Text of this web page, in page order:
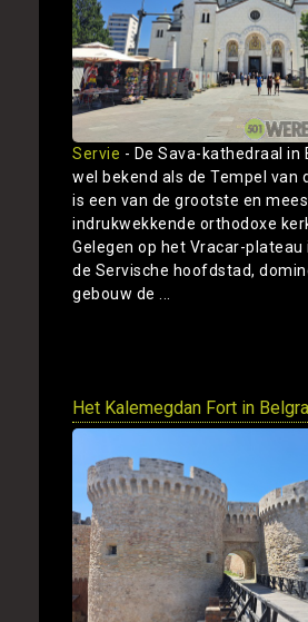
Servie - De Sava-kathedraal in
wel bekend als de Tempel van
is een van de grootste en
indrukwekkende orthodoxe
Gelegen op het Vracar-plateau
de Servische hoofdstad,
gebouw de ...
Het Kalemegdan Fort in